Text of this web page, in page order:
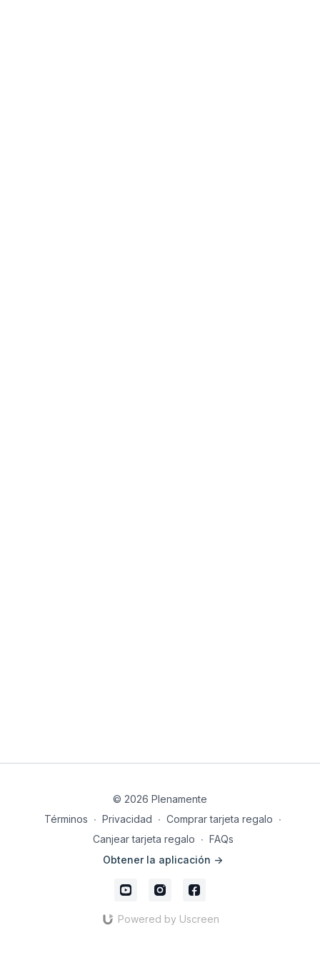
© 2026 Plenamente
Términos ∙ Privacidad ∙ Comprar tarjeta regalo ∙
Canjear tarjeta regalo ∙ FAQs
Obtener la aplicación ->
Powered by Uscreen